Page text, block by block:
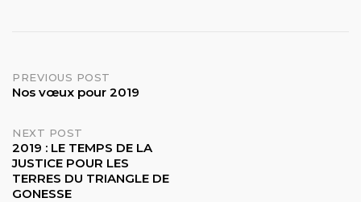
Post
PREVIOUS POST
Nos vœux pour 2019
NEXT POST
2019 : LE TEMPS DE LA
JUSTICE POUR LES
TERRES DU TRIANGLE DE
GONESSE